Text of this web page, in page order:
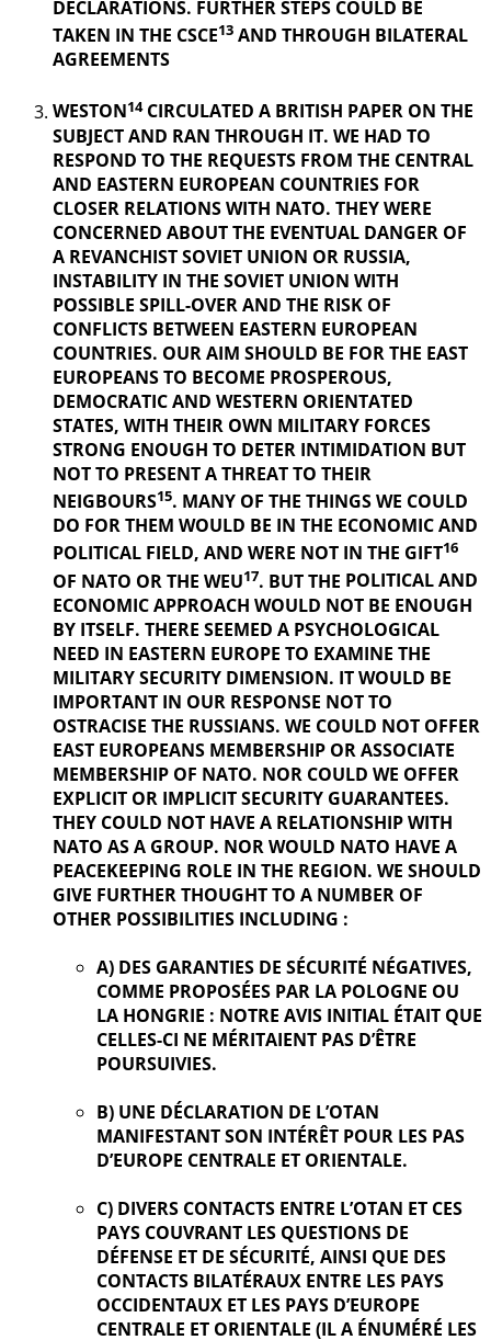
DECLARATIONS. FURTHER STEPS COULD BE
TAKEN IN THE CSCE13 AND THROUGH BILATERAL
AGREEMENTS
WESTON14CIRCULATED A BRITISH PAPER ON THE
SUBJECT AND RAN THROUGH IT. WE HAD TO
RESPOND TO THE REQUESTS FROM THE CENTRAL
AND EASTERN EUROPEAN COUNTRIES FOR
CLOSER RELATIONS WITH NATO. THEY WERE
CONCERNED ABOUT THE EVENTUAL DANGER OF
A REVANCHISTSOVIET UNION OR RUSSIA,
INSTABILITY IN THE SOVIET UNION WITH
POSSIBLE SPILL-OVER AND THE RISK OF
CONFLICTS BETWEEN EASTERN EUROPEAN
COUNTRIES. OUR AIM SHOULD BE FOR THE EAST
EUROPEANS TO BECOME PROSPEROUS,
DEMOCRATIC AND WESTERN ORIENTATED
STATES, WITH THEIR OWN MILITARY FORCES
STRONG ENOUGH TO DETER INTIMIDATION BUT
NOT TO PRESENT A THREAT TO THEIR
NEIGBOURS15. MANY OF THE THINGSWE COULD
DO FOR THEM WOULD BE IN THE ECONOMIC AND
POLITICAL FIELD, AND WERE NOT IN THE GIFT16
OF NATO OR THE WEU17. BUT THE POLITICAL AND
ECONOMIC APPROACH WOULD NOT BE ENOUGH
BY ITSELF. THERE SEEMED A PSYCHOLOGICAL
NEED IN EASTERN EUROPE TO EXAMINE THE
MILITARY SECURITY DIMENSION. IT WOULD BE
IMPORTANT IN OUR RESPONSE NOT TO
OSTRACISE THE RUSSIANS. WE COULD NOT OFFER
EAST EUROPEANS MEMBERSHIP OR ASSOCIATE
MEMBERSHIP OF NATO. NOR COULD WE OFFER
EXPLICIT OR IMPLICIT SECURITY GUARANTEES.
THEY COULD NOT HAVE A RELATIONSHIP WITH
NATO AS A GROUP. NOR WOULD NATO HAVE A
PEACEKEEPING ROLE IN THE REGION. WE SHOULD
GIVE FURTHERTHOUGHT TO A NUMBER OF
OTHER POSSIBILITIES INCLUDING :
A) DES GARANTIES DE SÉCURITÉ NÉGATIVES,
COMME PROPOSÉES PAR LA POLOGNE OU
LA HONGRIE : NOTRE AVIS INITIAL ÉTAIT QUE
CELLES-CI NE MÉRITAIENT PAS D’ÊTRE
POURSUIVIES.
B) UNE DÉCLARATION DE L’OTAN
MANIFESTANT SON INTÉRÊT POUR LES PAS
D’EUROPE CENTRALE ET ORIENTALE.
C) DIVERS CONTACTS ENTRE L’OTAN ET CES
PAYS COUVRANT LES QUESTIONS DE
DÉFENSE ET DE SÉCURITÉ, AINSI QUE DES
CONTACTS BILATÉRAUX ENTRE LES PAYS
OCCIDENTAUX ET LES PAYS D’EUROPE
CENTRALE ET ORIENTALE (IL A ÉNUMÉRÉ LES